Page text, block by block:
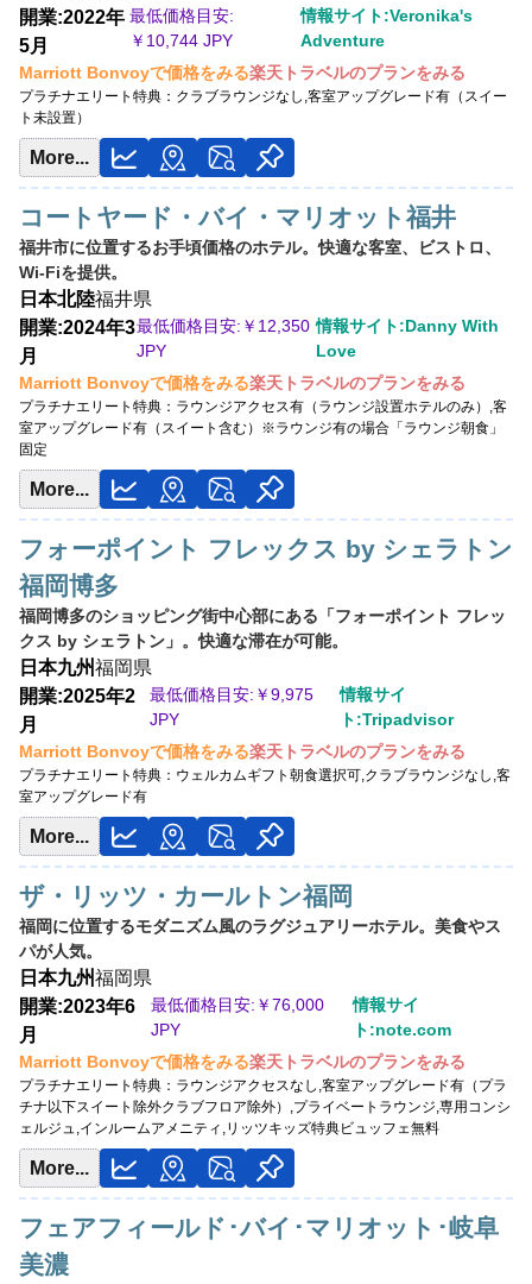
開業:2022年
5月
最低価格目安:
￥ 10,744 JPY
情報サイト:Veronika's
Adventure
Marriott Bonvoyで価格をみる楽天トラベルのプランをみる
プラチナエリート特典： クラブラウンジなし,客室アップグレード有（スイー
ト未設置）
More...
コートヤード・バイ・マリオット福井
福井市に位置するお手頃価格のホテル。快適な客室、ビストロ、
Wi-Fiを提供。
日本北陸福井県
開業:2024年3
月
最低価格目安:￥ 12,350
JPY
情報サイト:Danny With
Love
Marriott Bonvoyで価格をみる楽天トラベルのプランをみる
プラチナエリート特典： ラウンジアクセス有（ラウンジ設置ホテルのみ）,客
室アップグレード有（スイート含む）※ラウンジ有の場合「ラウンジ朝食」
固定
More...
フォーポイント フレックス by シェラトン
福岡博多
福岡博多のショッピング街中心部にある「フォーポイント フレッ
クス by シェラトン」。快適な滞在が可能。
日本九州福岡県
開業:2025年2
月
最低価格目安:￥9,975
JPY
情報サイ
ト:Tripadvisor
Marriott Bonvoyで価格をみる楽天トラベルのプランをみる
プラチナエリート特典： ウェルカムギフト朝食選択可,クラブラウンジなし,客
室アップグレード有
More...
ザ・リッツ・カールトン福岡
福岡に位置するモダニズム風のラグジュアリーホテル。美食やス
パが人気。
日本九州福岡県
開業:2023年6
月
最低価格目安:￥76,000
JPY
情報サイ
ト:note.com
Marriott Bonvoyで価格をみる楽天トラベルのプランをみる
プラチナエリート特典： ラウンジアクセスなし,客室アップグレード有（プラ
チナ以下スイート除外クラブフロア除外）,プライベートラウンジ,専用コンシ
ェルジュ,インルームアメニティ,リッツキッズ特典ビュッフェ無料
More...
フェアフィールド･バイ･マリオット･岐阜
美濃
Marriott Bonvoyで価格をみる
楽天トラベルのプランをみる
プラチナエリート特典：クラブラウンジなし,客室アップグレード有（スイート
未設置）